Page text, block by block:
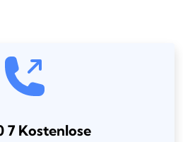
7 Kostenlose